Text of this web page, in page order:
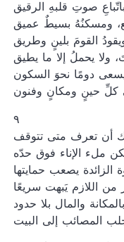
صوتِ قلبهِ الرقيق
ومسكنُهُ بسيطٌ عميق
القومَ بلينٍ وطريق
ولا يحملُ إلا ما يطيق
دومًا نحوَ السكون
كلِّ حينٍ ومكانٍ وفنون
٩
أن تعرف متى تتوقف
ملء الإناء فوق حدّه
الزائدة يصعب حمايتها
من اللازم يَبهت سريعًا
والمال بلا حدود
المصائب إلى البيت